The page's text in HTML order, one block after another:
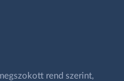
rend szerint,